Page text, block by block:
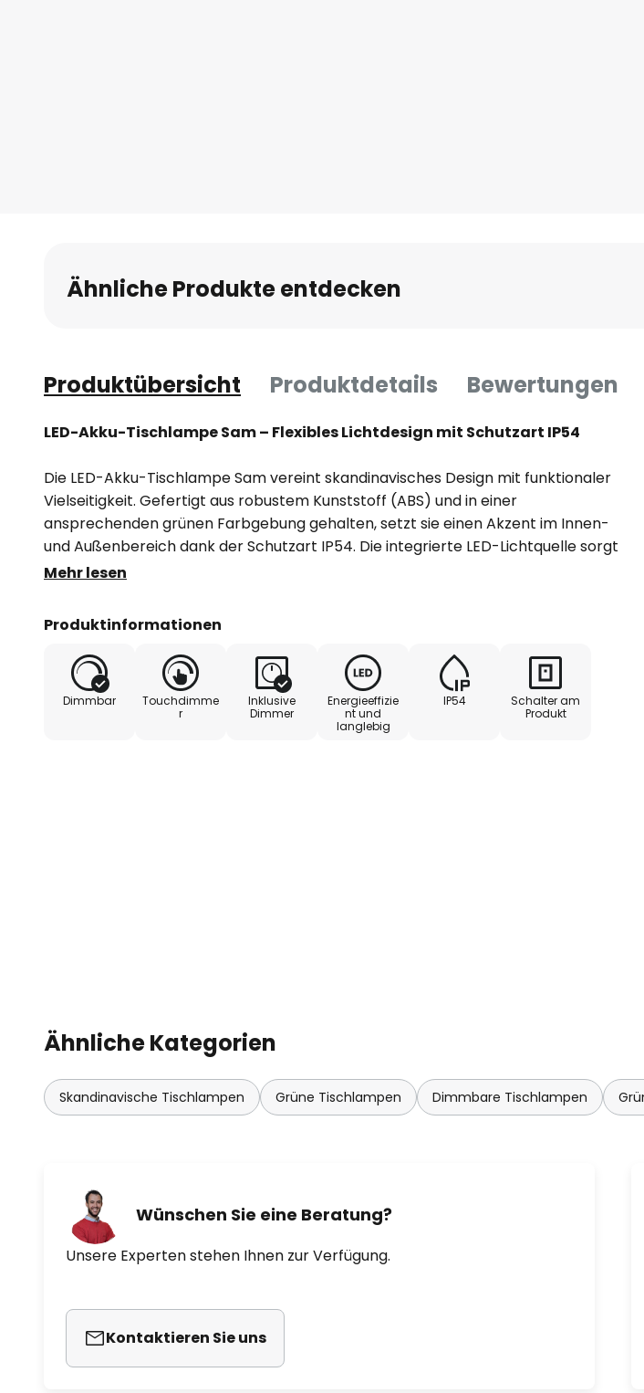
Ähnliche Produkte entdecken
Produktübersicht Produktdetails Bewertungen
LED-Akku-Tischlampe Sam – Flexibles Lichtdesign mit Schutzart IP54
Die LED-Akku-Tischlampe Sam vereint skandinavisches Design mit funktionaler
Vielseitigkeit. Gefertigt aus robustem Kunststoff (ABS) und in einer
ansprechenden grünen Farbgebung gehalten, setzt sie einen Akzent im Innen-
und Außenbereich dank der Schutzart IP54. Die integrierte LED-Lichtquelle sorgt
für ein energiesparendes, warmweißes Licht mit einer Farbtemperatur von 2.700
Anpassung der Helligkeit in drei Stufen ermöglicht. Der kabellose Akkubetrieb
bietet maximale Flexibilität bei der Platzierung, während die kompakte Bauweise
die Handhabung erleichtert. Sam ist die ideale Wahl für alle, die auf der Suche nach
einer stilvollen und funktionalen Beleuchtungslösung sind. Der Akku lässt sich über
Mehr lesen
Produktinformationen
Dimmbar
Touchdimme
r
Inklusive
Dimmer
Energieeffizie
nt und
langlebig
IP54
Schalter am
Produkt
Ähnliche Kategorien
Skandinavische Tischlampen Grüne Tischlampen Dimmbare Tischlampen
Wünschen Sie eine Beratung?
Unsere Experten stehen Ihnen zur Verfügung.
Kontaktieren Sie uns